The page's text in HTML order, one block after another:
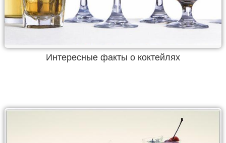
Интересные факты о коктейлях